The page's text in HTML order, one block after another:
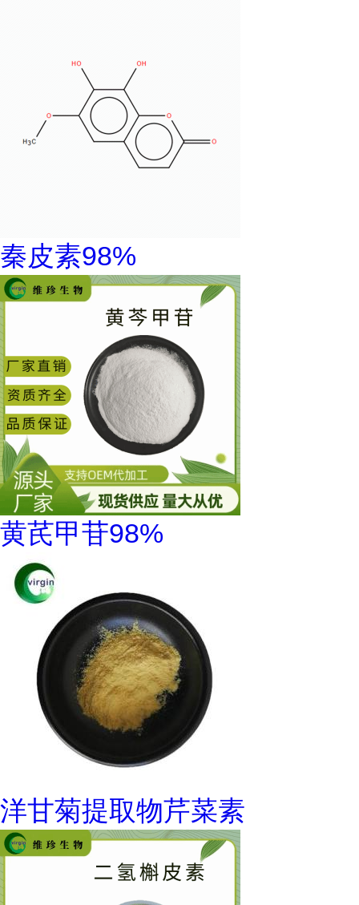
秦皮素98%
黄芪甲苷98%
洋甘菊提取物芹菜素